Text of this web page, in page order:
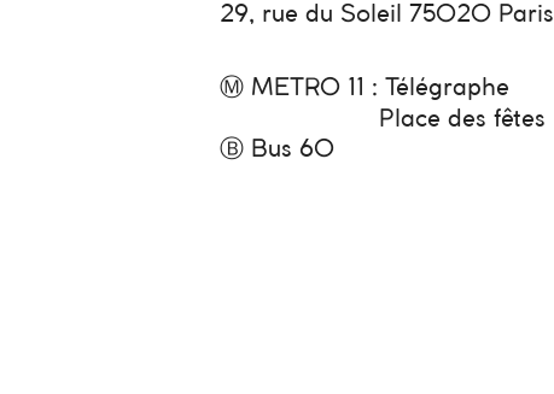
29, rue du Soleil 75020 Paris
Ⓜ METRO 11 : Télégraphe
Place des fêtes
Ⓑ Bus 60